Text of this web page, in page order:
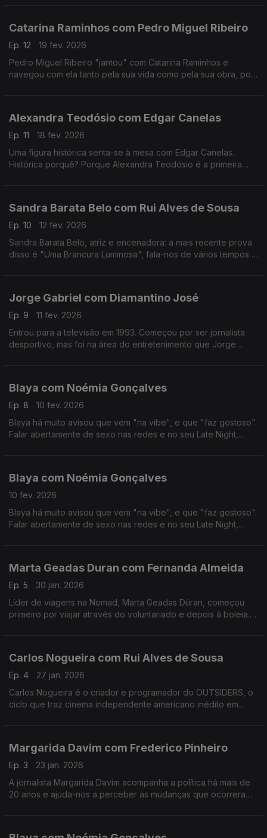
Catarina Raminhos com Pedro Miguel Ribeiro
Ep. 12
19 fev. 2026
Pedro Miguel Ribeiro "jantou" com Catarina Raminhos e
navegou com ela tanto pela sua vida como pela sua obra, pois
Alexandra Teodósio com Edgar Canelas
Ep. 11
18 fev. 2026
Uma figura histórica senta-se à mesa com Edgar Canelas.
Histórica porquê? Porque Alexandra Teodósio é a primeira
Sandra Barata Belo com Rui Alves de Sousa
Ep. 10
12 fev. 2026
Sandra Barata Belo, atriz e encenadora: a mais recente prova
disso é "Uma Brancura Luminosa", fala-nos de vários tempos e
Jorge Gabriel com Diamantino José
Ep. 9
11 fev. 2026
Entrou para a televisão em 1993. Começou por ser jornalista
desportivo, mas foi na área do entretenimento que Jorge
Blaya com Noémia Gonçalves
Ep. 8
10 fev. 2026
Blaya há muito avisou que vem "na vibe", e que "faz gostoso".
Falar abertamente de sexo nas redes e no seu Late Night,
Blaya com Noémia Gonçalves
10 fev. 2026
Blaya há muito avisou que vem "na vibe", e que "faz gostoso".
Falar abertamente de sexo nas redes e no seu Late Night,
Marta Geadas Duran com Fernanda Almeida
Ep. 5
30 jan. 2026
Líder de viagens na Nomad, Marta Geadas Dúran, começou
primeiro por viajar através do voluntariado e depois à boleia.
Carlos Nogueira com Rui Alves de Sousa
Ep. 4
27 jan. 2026
Carlos Nogueira é o criador e programador do OUTSIDERS, o
ciclo que traz cinema independente americano inédito em
Margarida Davim com Frederico Pinheiro
Ep. 3
23 jan. 2026
A jornalista Margarida Davim acompanha a política há mais de
20 anos e ajuda-nos a perceber as mudanças que ocorreram